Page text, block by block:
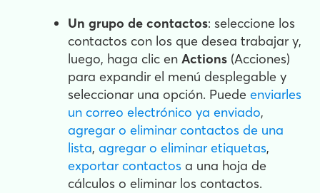
Un grupo de contactos: seleccione los
contactos con los que desea trabajar y,
luego, haga clic en Actions (Acciones)
para expandir el menú desplegable y
seleccionar una opción. Puede enviarles
un correo electrónico ya enviado,
agregar o eliminar contactos de una
lista, agregar o eliminar etiquetas,
exportar contactos a una hoja de
cálculos o eliminar los contactos.